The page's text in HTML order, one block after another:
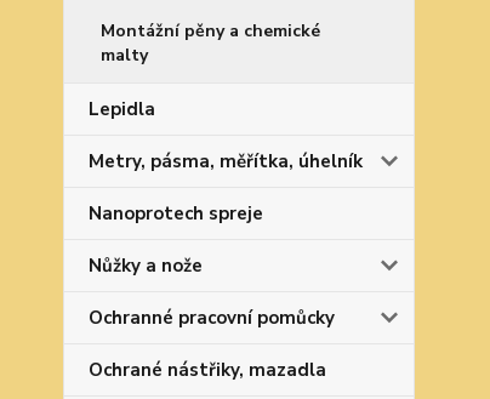
Montážní pěny a chemické
malty
Lepidla
Metry, pásma, měřítka, úhelník
Nanoprotech spreje
Nůžky a nože
Ochranné pracovní pomůcky
Ochrané nástřiky, mazadla